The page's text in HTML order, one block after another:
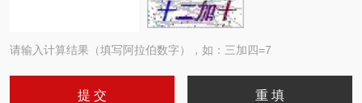
请输入计算结果（填写阿拉伯数字），如：三加四=7